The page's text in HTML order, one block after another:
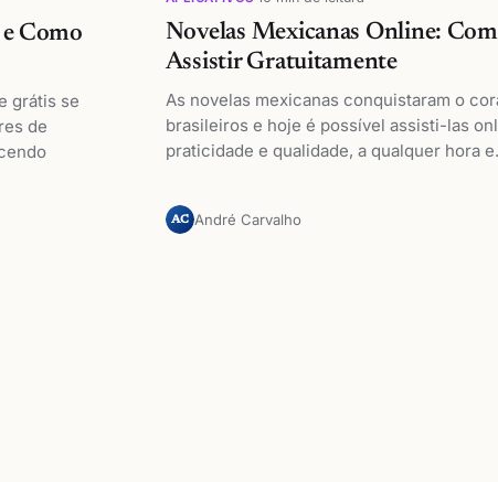
Como
grátis se
de
Novelas Mexicanas Online:
Assistir Gratuitamente
As novelas mexicanas conquistaram o
brasileiros e hoje é possível assisti-las
praticidade e qualidade, a qualquer hora
AC André Carvalho